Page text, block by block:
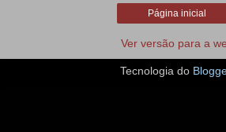
Página inicial
Ver versão para a
Tecnologia do